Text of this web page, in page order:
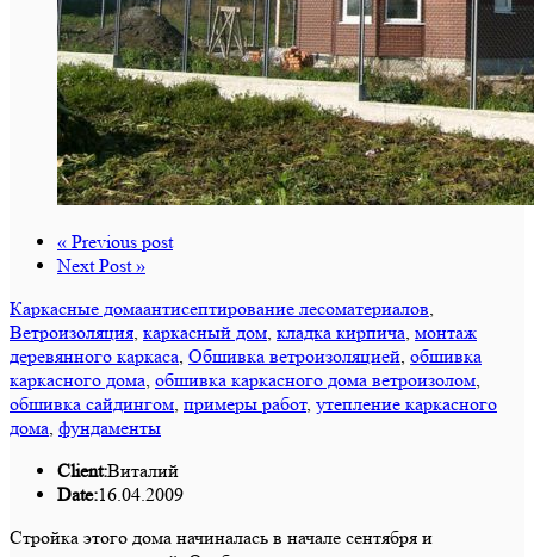
« Previous post
Next Post »
Каркасные домаантисептирование лесоматериалов
Ветроизоляция каркасный дом кладка кирпича монтаж
деревянного каркаса Обшивка ветроизоляцией обшивка
каркасного дома обшивка каркасного дома ветроизолом
обшивка сайдингом примеры работ, утепление каркасного
дома фундаменты
Client:Виталий
Date:16.04.2009
Стройка этого дома начиналась в начале сентября и